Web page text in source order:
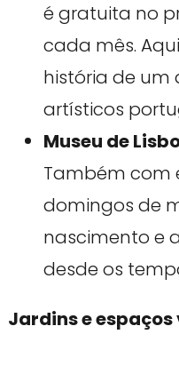
é gratuita no
cada mês.
história de um
artísticos
Museu de
Também com
domingos de
nascimento e
desde os
Jardins e espaços